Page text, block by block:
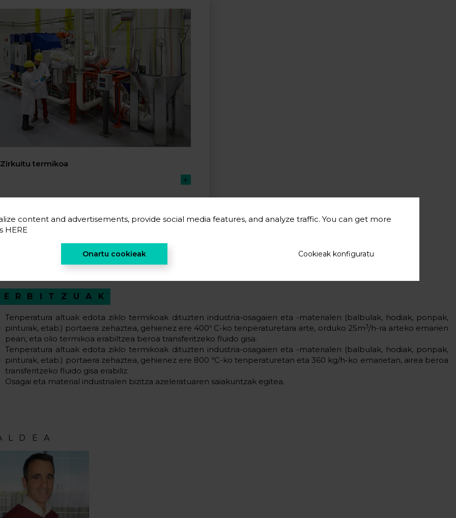
Zirkuitu termikoa
Tenperatura altuak edota ziklo termikoak dituzten industria-osagaien eta -materialen (balbulak, hodiak, ponpak,
pinturak, etab.) portaera zehaztea, gehienez ere 400º C-ko tenperaturetara arte, orduko 25m3/h-ra arteko emarien
pean, eta olio termikoa erabiltzea beroa transferitzeko fluido gisa.
Tenperatura altuak edota ziklo termikoak dituzten industria-osagaien eta -materialen (balbulak, hodiak, ponpak,
pinturak, etab.) portaera zehaztea, gehienez ere 800 ºC-ko tenperaturetan eta 360 kg/h-ko emarietan, airea beroa
transferitzeko fluido gisa erabiliz.
Osagai eta material industrialen bizitza azeleratuaren saiakuntzak egitea.
content and advertisements, provide social media features, and analyze traffic. You can get more
HERE
Onartu cookieak Cookieak konfiguratu